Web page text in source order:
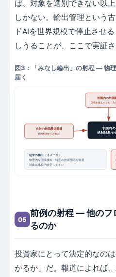
ば、対象を選別できない以
しかない。輸出管理という
ドAIを世界規模で停止させ
しうることが、ここで実証さ
図3：「みなし輸出」の射程 ― 物
届く
米国内の
規制対象モ
米国内の外国
国境を越えずとも「み
自社の外国籍従業員
社内利用すら対象に
従来の輸出（イメージ）
物理的な国境移転・特定の技術開示が前提
対象は比較的特定しやすい
05
前例の射程 ― 他のフ
るのか
投資家にとって決定的なの
がるか」だ。報道によれば